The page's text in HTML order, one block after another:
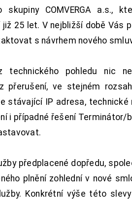
skupiny COMVERGA a.s.,
25 let. V nejbližší době Vás
s návrhem nového
pohledu nic
přerušení, ve stejném
stávající IP adresa, technické
i případné řešení Terminátor/
předplacené dopředu,
plnění zohlední v nové
Konkrétní výše této